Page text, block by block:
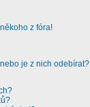
z fóra!
je z nich odebírat?